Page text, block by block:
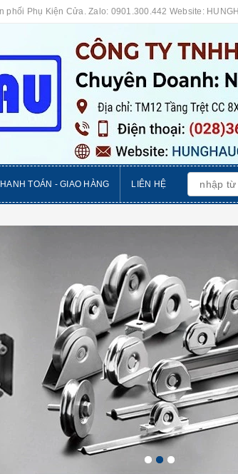
Phụ Kiện Cửa. Zalo: 0901.300.442 Website:
TOÁN - GIAO HÀNG LIÊN HỆ